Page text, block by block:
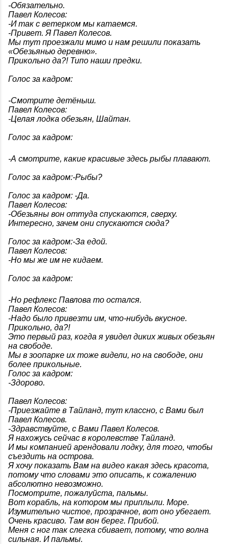
-Обязательно.
Павел Колесов:
-И так с ветерком мы катаемся.
-Привет. Я Павел Колесов.
Мы тут проезжали мимо и нам решили показать
«Обезьянью деревню».
Прикольно да?! Типо наши предки.
Голос за кадром:
-Смотрите детёныш.
Павел Колесов:
-Целая лодка обезьян, Шайтан.
Голос за кадром:
-А смотрите, какие красивые здесь рыбы плавают.
Голос за кадром:-Рыбы?
Голос за кадром: -Да.
Павел Колесов:
-Обезьяны вон оттуда спускаются, сверху.
Интересно, зачем они спускаются сюда?
Голос за кадром:-За едой.
Павел Колесов:
-Но мы же им не кидаем.
Голос за кадром:
-Но рефлекс Павлова то остался.
Павел Колесов:
-Надо было привезти им, что-нибудь вкусное.
Прикольно, да?!
Это первый раз, когда я увидел диких живых обезьян
на свободе.
Мы в зоопарке их тоже видели, но на свободе, они
более прикольные.
Голос за кадром:
-Здорово.
Павел Колесов:
-Приезжайте в Тайланд, тут классно, с Вами был
Павел Колесов.
-Здравствуйте, с Вами Павел Колесов.
Я нахожусь сейчас в королевстве Тайланд.
И мы компанией арендовали лодку, для того, чтобы
съездить на острова.
Я хочу показать Вам на видео какая здесь красота,
потому что словами это описать, к сожалению
абсолютно невозможно.
Посмотрите, пожалуйста, пальмы.
Вот корабль, на котором мы приплыли. Море.
Изумительно чистое, прозрачное, вот оно убегает.
Очень красиво. Там вон берег. Прибой.
Меня с ног так слегка сбивает, потому, что волна
сильная. И пальмы.